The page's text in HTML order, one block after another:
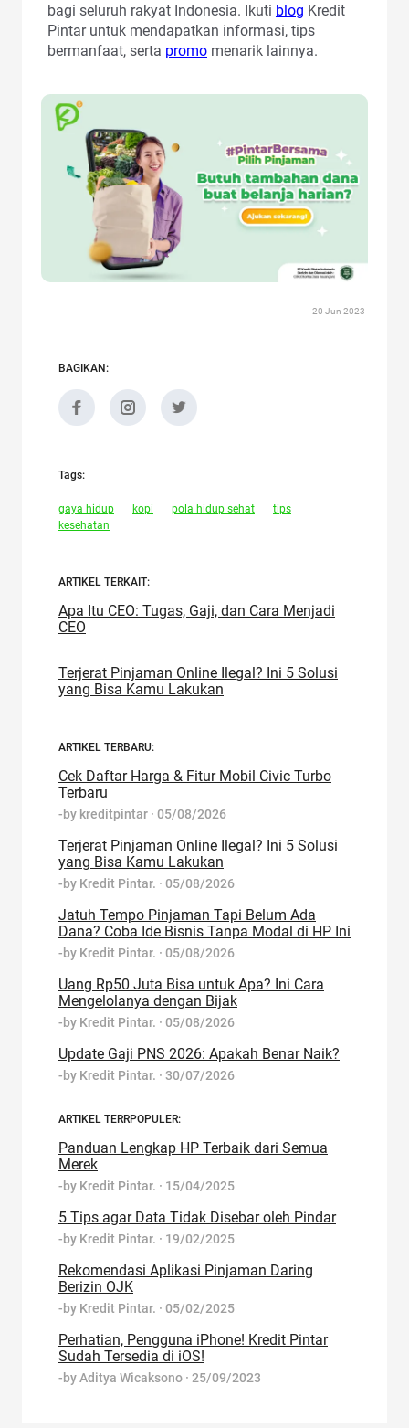
bagi seluruh rakyat Indonesia. Ikuti blog Kredit
Pintar untuk mendapatkan informasi, tips
bermanfaat, serta promo menarik lainnya.
20 Jun 2023
BAGIKAN:
Tags:
gaya hidup kopi pola hidup sehat
tips
kesehatan
ARTIKEL TERKAIT:
Apa Itu CEO: Tugas, Gaji, dan Cara Menjadi
CEO
Terjerat Pinjaman Online Ilegal? Ini 5 Solusi
yang Bisa Kamu Lakukan
ARTIKEL TERBARU:
Cek Daftar Harga & Fitur Mobil Civic Turbo
Terbaru
-by kreditpintar · 05/08/2026
Terjerat Pinjaman Online Ilegal? Ini 5 Solusi
yang Bisa Kamu Lakukan
-by Kredit Pintar. · 05/08/2026
Jatuh Tempo Pinjaman Tapi Belum Ada
Dana? Coba Ide Bisnis Tanpa Modal di HP Ini
-by Kredit Pintar. · 05/08/2026
Uang Rp50 Juta Bisa untuk Apa? Ini Cara
Mengelolanya dengan Bijak
-by Kredit Pintar. · 05/08/2026
Update Gaji PNS 2026: Apakah Benar Naik?
-by Kredit Pintar. · 30/07/2026
ARTIKEL TERRPOPULER:
Panduan Lengkap HP Terbaik dari Semua
Merek
-by Kredit Pintar. · 15/04/2025
5 Tips agar Data Tidak Disebar oleh Pindar
-by Kredit Pintar. · 19/02/2025
Rekomendasi Aplikasi Pinjaman Daring
Berizin OJK
-by Kredit Pintar. · 05/02/2025
Perhatian, Pengguna iPhone! Kredit Pintar
Sudah Tersedia di iOS!
-byAditya Wicaksono · 25/09/2023